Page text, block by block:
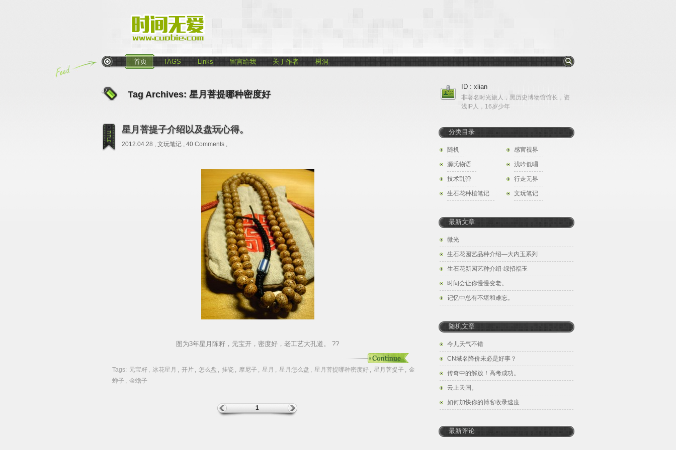
首页 TAGS Links 留言给我 关于作者 树洞
Tag Archives: 星月菩提哪种密度好
星月菩提子介绍以及盘玩心得。
2012.04.28 , 文玩笔记 , 40 Comments ,
图为3年星月陈籽，元宝开，密度好，老工艺大孔道。 ??
Tags: 元宝籽 , 冰花星月 , 开片 , 怎么盘 , 挂瓷 , 摩尼子 , 星月 , 星月怎么盘 , 星月菩提哪种密度好 , 星月菩提子 , 金
蝉子 , 金蟾子
1
ID : xlian
非著名时光旅人，黑历史博物馆馆长，资
浅IP人，16岁少年
分类目录
随机 感官视界
源氏物语 浅吟低唱
技术乱弹 行走无界
生石花种植笔记 文玩笔记
最新文章
微光
生石花园艺品种介绍—大内玉系列
生石花新园艺种介绍-绿招福玉
时间会让你慢慢变老。
记忆中总有不堪和难忘。
随机文章
今儿天气不错
CN域名降价未必是好事？
传奇中的解放！高考成功。
云上天国。
如何加快你的博客收录速度
最新评论